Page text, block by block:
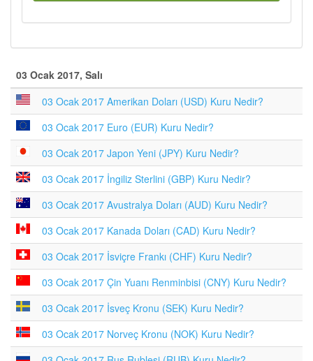
03 Ocak 2017, Salı
03 Ocak 2017 Amerikan Doları (USD) Kuru Nedir?
03 Ocak 2017 Euro (EUR) Kuru Nedir?
03 Ocak 2017 Japon Yeni (JPY) Kuru Nedir?
03 Ocak 2017 İngiliz Sterlini (GBP) Kuru Nedir?
03 Ocak 2017 Avustralya Doları (AUD) Kuru Nedir?
03 Ocak 2017 Kanada Doları (CAD) Kuru Nedir?
03 Ocak 2017 İsviçre Frankı (CHF) Kuru Nedir?
03 Ocak 2017 Çin Yuanı Renminbisi (CNY) Kuru Nedir?
03 Ocak 2017 İsveç Kronu (SEK) Kuru Nedir?
03 Ocak 2017 Norveç Kronu (NOK) Kuru Nedir?